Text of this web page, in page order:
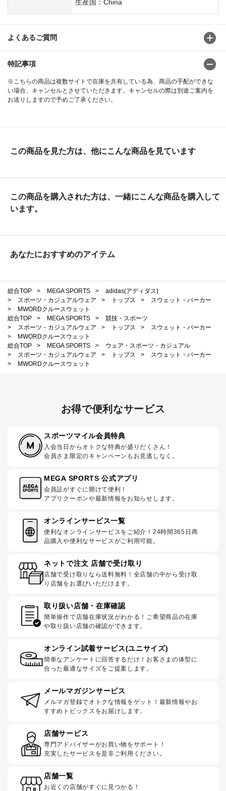
生産国：China
よくあるご質問
特記事項
※こちらの商品は複数サイトで在庫を共有している為、商品の手配ができな
い場合、キャンセルとさせていただきます。キャンセルの際は別途ご案内を
お送りしますので予めご了承ください。
この商品を見た方は、他にこんな商品を見ています
この商品を購入された方は、一緒にこんな商品を購入して
います。
あなたにおすすめのアイテム
総合TOP > MEGA SPORTS >
adidas(アディダス)
>
スポーツ・カジュアルウェア > トップス >
スウェット・パーカー
>
MWORDクルースウェット
総合TOP
> MEGA SPORTS >
競技・スポーツ
>
スポーツ・カジュアルウェア > トップス >
スウェット・パーカー
>
MWORDクルースウェット
総合TOP
> MEGA SPORTS >
ウェア・スポーツ・カジュアル
>
スポーツ・カジュアルウェア > トップス >
スウェット・パーカー
>
MWORDクルースウェット
お得で便利なサービス
スポーツマイル会員特典
入会当日からオトクな特典が盛りだくさん！
会員さま限定のキャンペーンもお見逃しなく。
MEGA SPORTS 公式アプリ
会員証がすぐに開けて便利！
アプリクーポンや最新情報をお知らせします。
オンラインサービス一覧
便利なオンラインサービスをご紹介！24時間365日商
品購入や便利なサービスがご利用可能。
ネットで注文 店舗で受け取り
店舗で受け取りなら送料無料！全店舗の中から受け取
り店舗をお選びいただけます。
取り扱い店舗・在庫確認
簡単操作で店舗在庫状況がわかる！ご希望商品の在庫
や取り扱い店舗の確認ができます。
オンライン試着サービス(ユニサイズ)
簡単なアンケートに回答するだけ！お客さまの体型に
合った最適なサイズをご提案します。
メールマガジンサービス
メルマガ登録でオトクな情報をゲット！最新情報やお
すすめトピックスをお届けします。
店舗サービス
専門アドバイザーがお買い物をサポート！
充実したサービスを是非ご利用ください。
店舗一覧
お近くの店舗がすぐに見つかる！